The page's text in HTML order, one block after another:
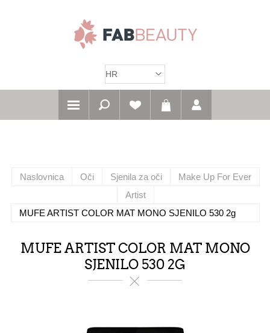
Naslovnica Oči Sjenila za oči
Make Up For Ever
Artist
MUFE ARTIST COLOR MAT MONO SJENILO 530 2g
MUFE ARTIST COLOR MAT MONO
SJENILO 530 2G